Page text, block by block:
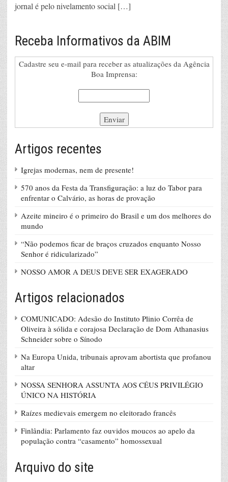
jornal é pelo nivelamento social […]
Receba Informativos da ABIM
Cadastre seu e-mail para receber as atualizações da Agência
Boa Imprensa:
Artigos recentes
Igrejas modernas, nem de presente!
570 anos da Festa da Transfiguração: a luz do Tabor para
enfrentar o Calvário, as horas de provação
Azeite mineiro é o primeiro do Brasil e um dos melhores do
mundo
“Não podemos ficar de braços cruzados enquanto Nosso
Senhor é ridicularizado”
NOSSO AMOR A DEUS DEVE SER EXAGERADO
Artigos relacionados
COMUNICADO: Adesão do Instituto Plinio Corrêa de
Oliveira à sólida e corajosa Declaração de Dom Athanasius
Schneider sobre o Sínodo
Na Europa Unida, tribunais aprovam abortista que profanou
altar
NOSSA SENHORA ASSUNTA AOS CÉUS PRIVILÉGIO
ÚNICO NA HISTÓRIA
Raízes medievais emergem no eleitorado francês
Finlândia: Parlamento faz ouvidos moucos ao apelo da
população contra “casamento” homossexual
Arquivo do site